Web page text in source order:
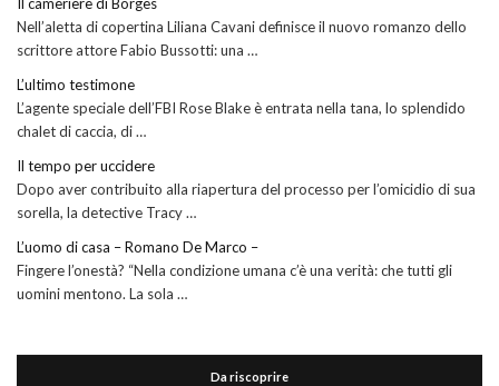
Nell’aletta di copertina Liliana Cavani definisce il nuovo romanzo dello
scrittore attore Fabio Bussotti: una …
L’ultimo testimone
L’agente speciale dell’FBI Rose Blake è entrata nella tana, lo splendido
chalet di caccia, di …
Il tempo per uccidere
Dopo aver contribuito alla riapertura del processo per l’omicidio di sua
sorella, la detective Tracy …
L’uomo di casa – Romano De Marco –
Fingere l’onestà? “Nella condizione umana c’è una verità: che tutti gli
uomini mentono. La sola …
Da riscoprire